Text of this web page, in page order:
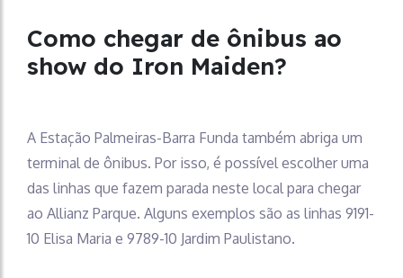
Como chegar de ônibus ao
show do Iron Maiden?
A Estação Palmeiras-Barra Funda também abriga um
terminal de ônibus. Por isso, é possível escolher uma
das linhas que fazem parada neste local para chegar
ao Allianz Parque. Alguns exemplos são as linhas 9191-
10 Elisa Maria e 9789-10 Jardim Paulistano.